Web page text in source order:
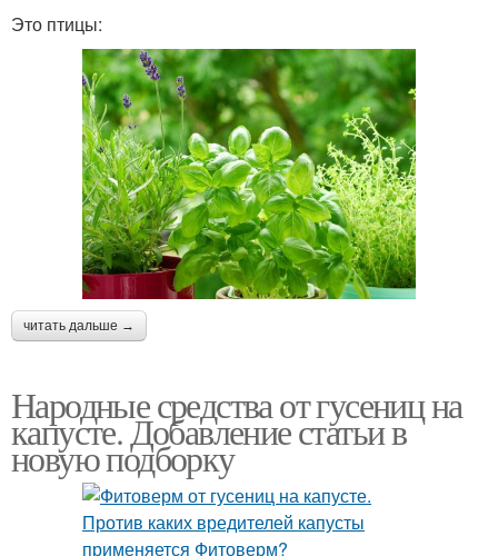
Это птицы:
читать дальше →
Народные средства от гусениц на
капусте. Добавление статьи в
новую подборку